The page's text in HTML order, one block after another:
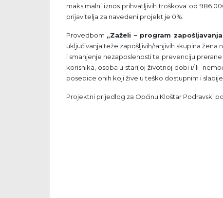
maksimalni iznos prihvatljivih troškova od
prijavitelja za navedeni projekt je 0%.
Provedbom „Zaželi – program
uključivanja teže zapošljivih/ranjivih skupina
i smanjenje nezaposlenosti te prevenciju
korisnika, osoba u starijoj životnoj dobi i/ili
posebice onih koji žive u teško dostupnim i
Projektni prijedlog za Općinu Kloštar Podravski